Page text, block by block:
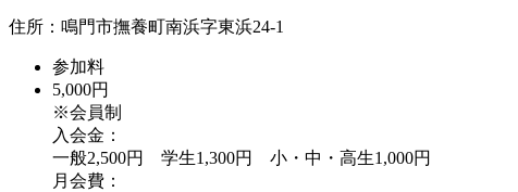
住所：鳴門市撫養町南浜字東浜24-1
参加料
5,000円
※会員制
入会金：
一般2,500円 学生1,300円 小・中・高生1,000円
月会費：